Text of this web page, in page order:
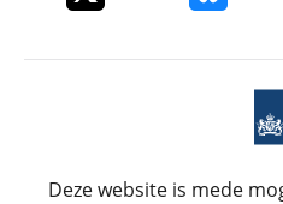
Deze website is mede